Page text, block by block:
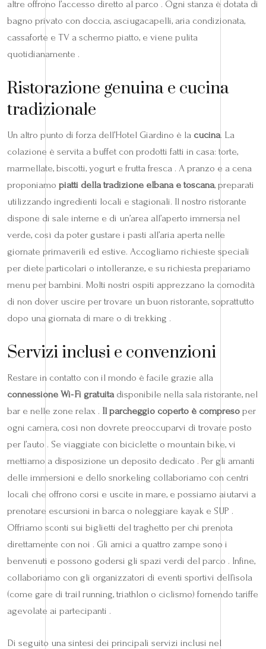
altre offrono l’accesso diretto al parco . Ogni stanza è dotata di
bagno privato con doccia, asciugacapelli, aria condizionata,
cassaforte e TV a schermo piatto, e viene pulita
quotidianamente .
Ristorazione genuina e cucina
tradizionale
Un altro punto di forza dell’Hotel Giardino è la cucina. La
colazione è servita a buffet con prodotti fatti in casa: torte,
marmellate, biscotti, yogurt e frutta fresca . A pranzo e a cena
proponiamo piatti della tradizione elbana e toscana, preparati
utilizzando ingredienti locali e stagionali. Il nostro ristorante
dispone di sale interne e di un’area all’aperto immersa nel
verde, così da poter gustare i pasti all’aria aperta nelle
giornate primaverili ed estive. Accogliamo richieste speciali
per diete particolari o intolleranze, e su richiesta prepariamo
menu per bambini. Molti nostri ospiti apprezzano la comodità
di non dover uscire per trovare un buon ristorante, soprattutto
dopo una giornata di mare o di trekking .
Servizi inclusi e convenzioni
Restare in contatto con il mondo è facile grazie alla
connessione Wi‑Fi gratuitadisponibile nella sala ristorante, nel
bar e nelle zone relax . Il parcheggio coperto è compreso per
ogni camera, così non dovrete preoccuparvi di trovare posto
per l’auto . Se viaggiate con biciclette o mountain bike, vi
mettiamo a disposizione un deposito dedicato . Per gli amanti
delle immersioni e dello snorkeling collaboriamo con centri
locali che offrono corsi e uscite in mare, e possiamo aiutarvi a
prenotare escursioni in barca o noleggiare kayak e SUP .
Offriamo sconti sui biglietti del traghetto per chi prenota
direttamente con noi . Gli amici a quattro zampe sono i
benvenuti e possono godersi gli spazi verdi del parco . Infine,
collaboriamo con gli organizzatori di eventi sportivi dell’isola
(come gare di trail running, triathlon o ciclismo) fornendo tariffe
agevolate ai partecipanti .
Di seguito una sintesi dei principali servizi inclusi nel